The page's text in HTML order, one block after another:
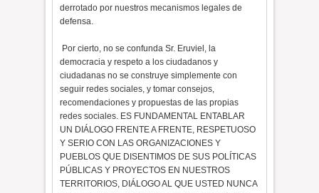
derrotado por nuestros mecanismos legales de
defensa.
Por cierto, no se confunda Sr. Eruviel, la
democracia y respeto a los ciudadanos y
ciudadanas no se construye simplemente con
seguir redes sociales, y tomar consejos,
recomendaciones y propuestas de las propias
redes sociales. ES FUNDAMENTAL ENTABLAR
UN DIÁLOGO FRENTE A FRENTE, RESPETUOSO
Y SERIO CON LAS ORGANIZACIONES Y
PUEBLOS QUE DISENTIMOS DE SUS POLÍTICAS
PÚBLICAS Y PROYECTOS EN NUESTROS
TERRITORIOS, DIÁLOGO AL QUE USTED NUNCA